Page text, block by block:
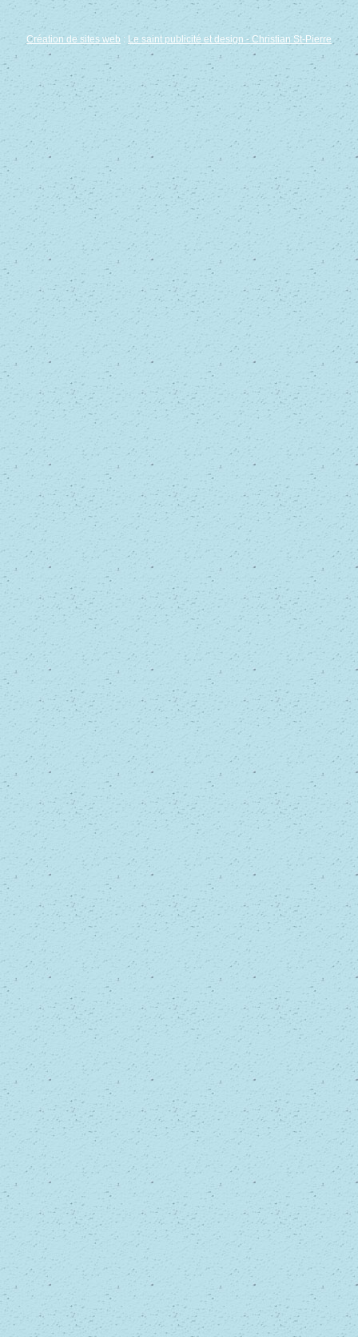
Création de sites web : Le saint publicité et design - Christian St-Pierre